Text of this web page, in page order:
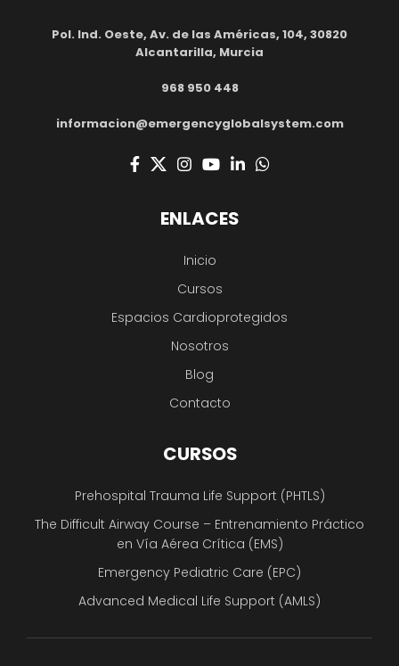
Pol. Ind. Oeste, Av. de las Américas, 104, 30820
Alcantarilla, Murcia
968 950 448
informacion@emergencyglobalsystem.com
ENLACES
Inicio
Cursos
Espacios Cardioprotegidos
Nosotros
Blog
Contacto
CURSOS
Prehospital Trauma Life Support (PHTLS)
The Difficult Airway Course – Entrenamiento Práctico
en Vía Aérea Crítica (EMS)
Emergency Pediatric Care (EPC)
Advanced Medical Life Support (AMLS)